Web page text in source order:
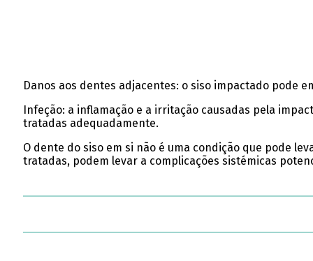
Danos aos dentes adjacentes: o siso impactado pode
Infeção: a inflamação e a irritação causadas pela
tratadas adequadamente.
O dente do siso em si não é uma condição que pode
tratadas, podem levar a complicações sistémicas